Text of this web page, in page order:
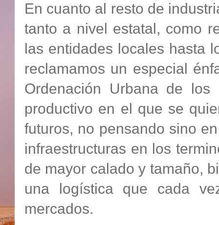
En cuanto al resto de
tanto a nivel estatal, como
las entidades locales hasta
reclamamos un especial
Ordenación Urbana de
productivo en el que se
futuros, no pensando sino
infraestructuras en los
de mayor calado y tamaño,
una logística que cada
mercados.